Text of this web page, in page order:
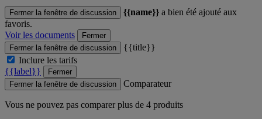
Fermer la fenêtre de discussion {{name}} a bien été ajouté aux
favoris.
Voir les documents
Fermer
Fermer la fenêtre de discussion
{{title}}
Inclure les tarifs
{{label}}
Fermer
Fermer la fenêtre de discussion
Comparateur
Vous ne pouvez pas comparer plus de 4 produits